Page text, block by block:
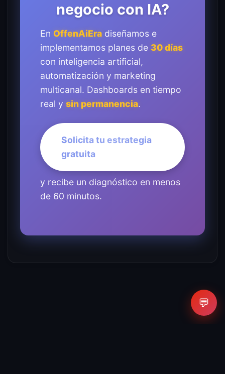
negocio con IA?
En OffenAiEra diseñamos e
implementamos planes de 30 días
con inteligencia artificial,
automatización y marketing
multicanal. Dashboards en tiempo
real y sin permanencia.
Solicita tu estrategia
gratuita
y recibe un diagnóstico en menos
de 60 minutos.
💬